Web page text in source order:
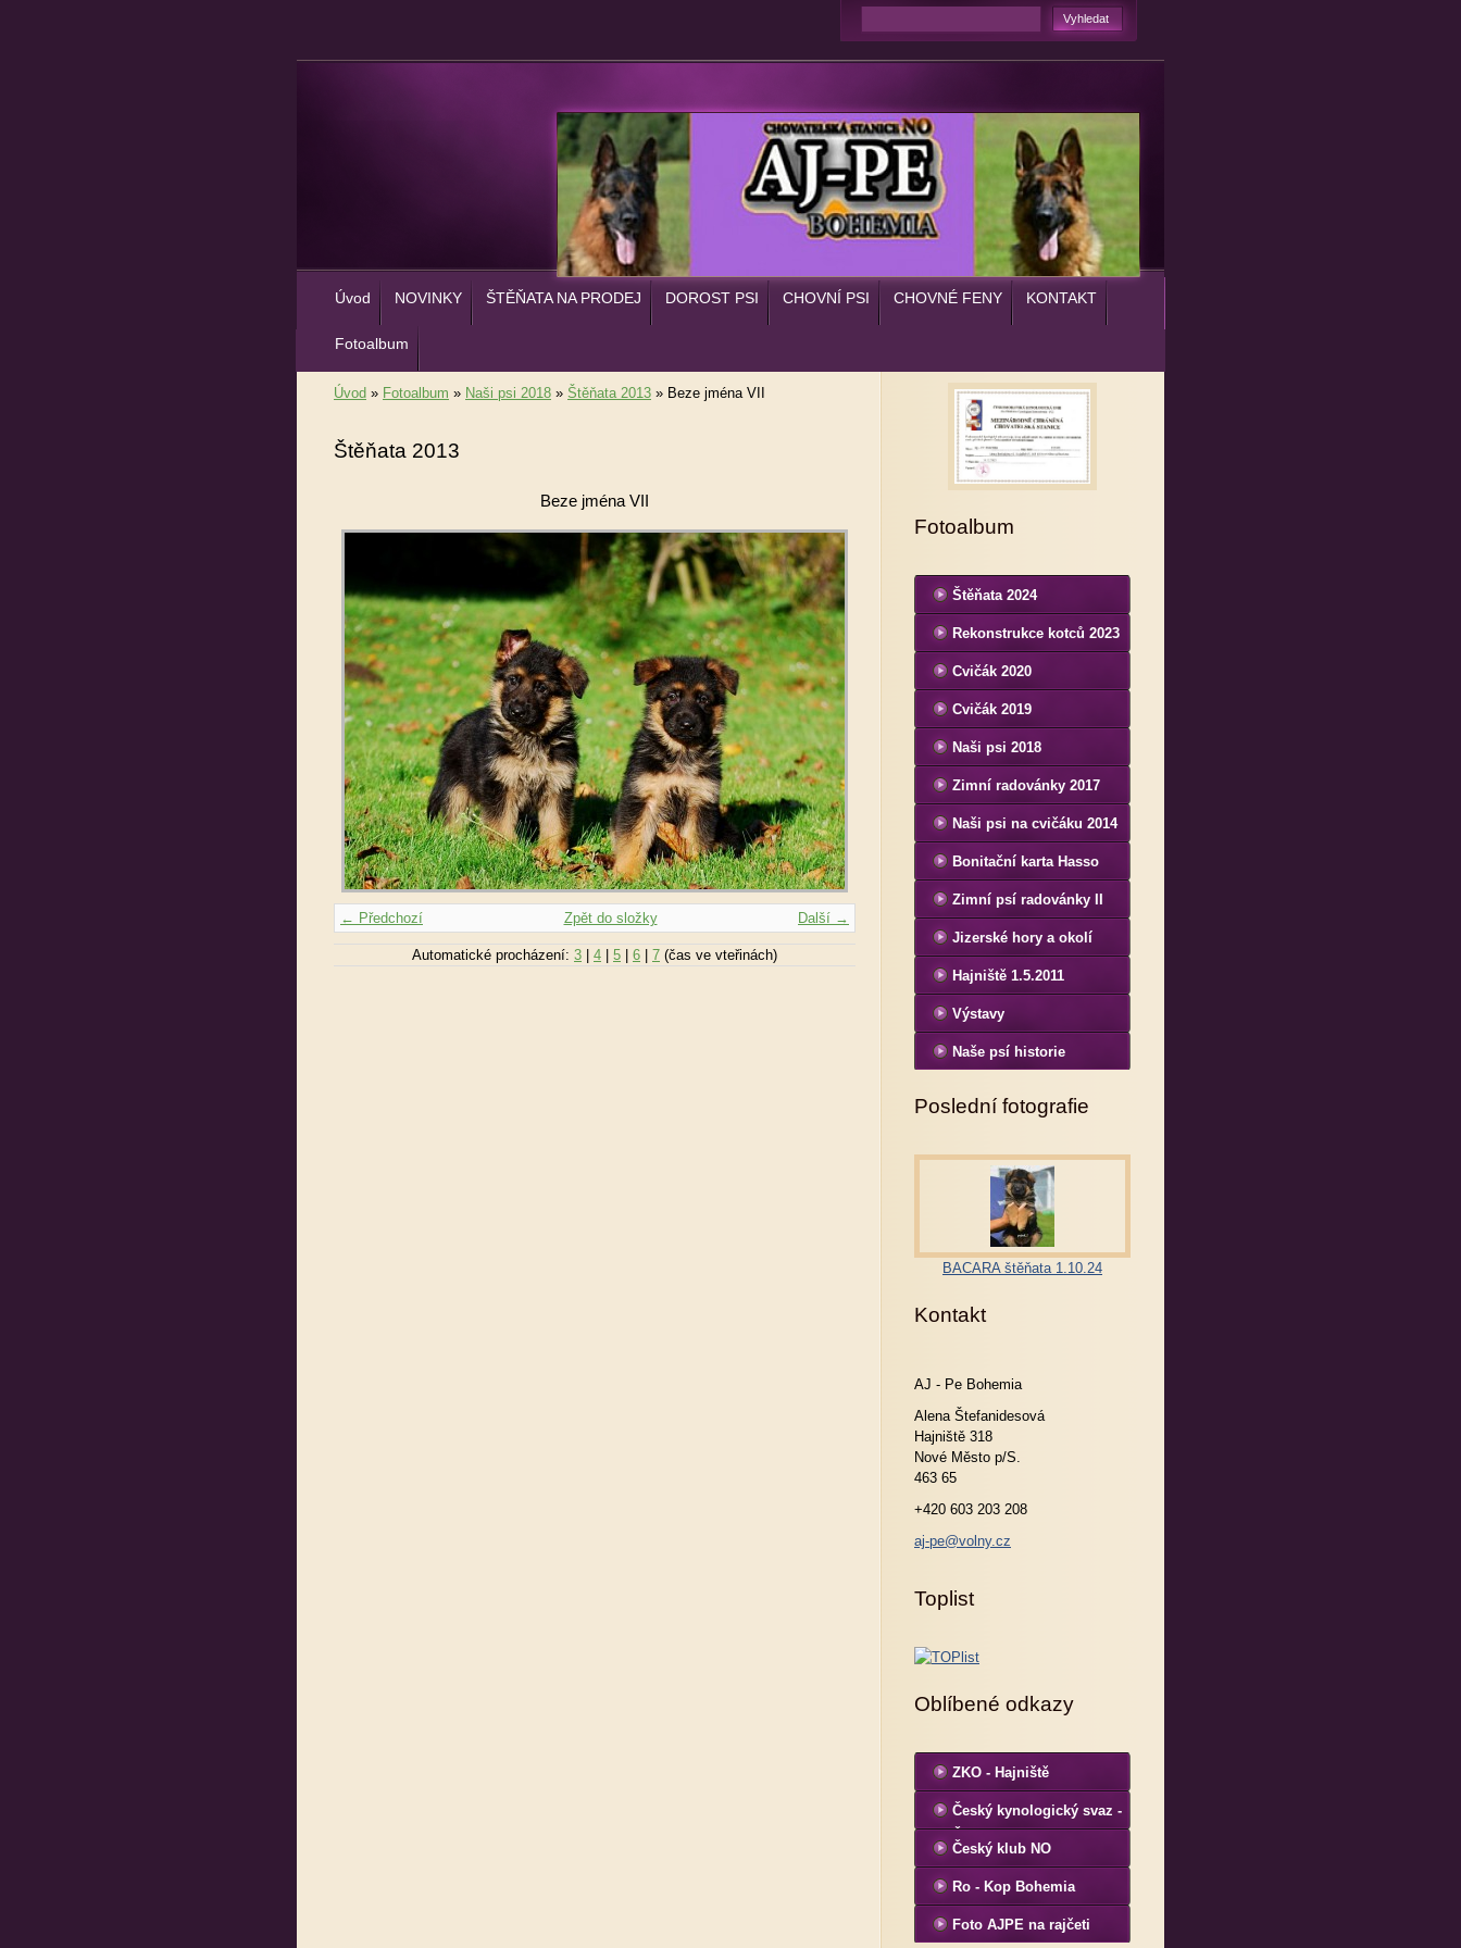
Úvod NOVINKY ŠTĚŇATA NA PRODEJ DOROST PSI CHOVNÍ PSI CHOVNÉ FENY KONTAKT
Fotoalbum
Úvod » Fotoalbum » Naši psi 2018 » Štěňata 2013 » Beze jména VII
Štěňata 2013
Beze jména VII
← Předchozí Další →
Zpět do složky
Automatické procházení: 3 4 5 6 7 (čas ve vteřinách)
Fotoalbum
Štěňata 2024
Rekonstrukce kotců 2023
Cvičák 2020
Cvičák 2019
Naši psi 2018
Zimní radovánky 2017
Naši psi na cvičáku 2014
Bonitační karta Hasso
Sinenesis Bohemia
Zimní psí radovánky II
Jizerské hory a okolí
Hajniště 1.5.2011
Výstavy
Naše psí historie
Poslední fotografie
BACARA štěňata 1.10.24
Kontakt
AJ - Pe Bohemia
Alena Štefanidesová
Hajniště 318
Nové Město p/S.
463 65
+420 603 203 208
aj-pe@volny.cz
Toplist
Oblíbené odkazy
ZKO - Hajniště
Český kynologický svaz -
ČKS
Český klub NO
Ro - Kop Bohemia
Foto AJPE na rajčeti